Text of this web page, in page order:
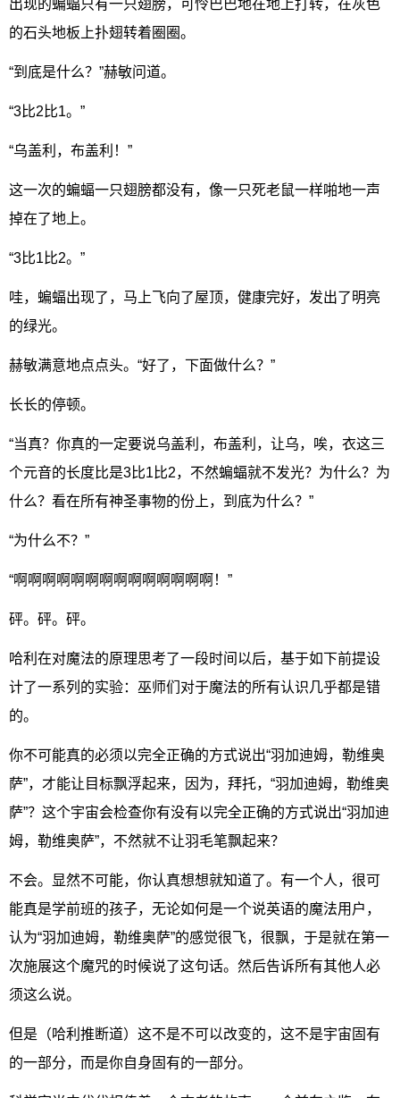
出现的蝙蝠只有一只翅膀，可怜巴巴地在地上打转，在灰色
的石头地板上扑翅转着圈圈。
“到底是什么？”赫敏问道。
“3比2比1。”
“乌盖利，布盖利！”
这一次的蝙蝠一只翅膀都没有，像一只死老鼠一样啪地一声
掉在了地上。
“3比1比2。”
哇，蝙蝠出现了，马上飞向了屋顶，健康完好，发出了明亮
的绿光。
赫敏满意地点点头。“好了，下面做什么？”
长长的停顿。
“当真？你真的一定要说乌盖利，布盖利，让乌，唉，衣这三
个元音的长度比是3比1比2，不然蝙蝠就不发光？为什么？为
什么？看在所有神圣事物的份上，到底为什么？”
“为什么不？”
“啊啊啊啊啊啊啊啊啊啊啊啊啊啊！”
砰。砰。砰。
哈利在对魔法的原理思考了一段时间以后，基于如下前提设
计了一系列的实验：巫师们对于魔法的所有认识几乎都是错
的。
你不可能真的必须以完全正确的方式说出“羽加迪姆，勒维奥
萨”，才能让目标飘浮起来，因为，拜托，“羽加迪姆，勒维奥
萨”？这个宇宙会检查你有没有以完全正确的方式说出“羽加迪
姆，勒维奥萨”，不然就不让羽毛笔飘起来？
不会。显然不可能，你认真想想就知道了。有一个人，很可
能真是学前班的孩子，无论如何是一个说英语的魔法用户，
认为“羽加迪姆，勒维奥萨”的感觉很飞，很飘，于是就在第一
次施展这个魔咒的时候说了这句话。然后告诉所有其他人必
须这么说。
但是（哈利推断道）这不是不可以改变的，这不是宇宙固有
的一部分，而是你自身固有的一部分。